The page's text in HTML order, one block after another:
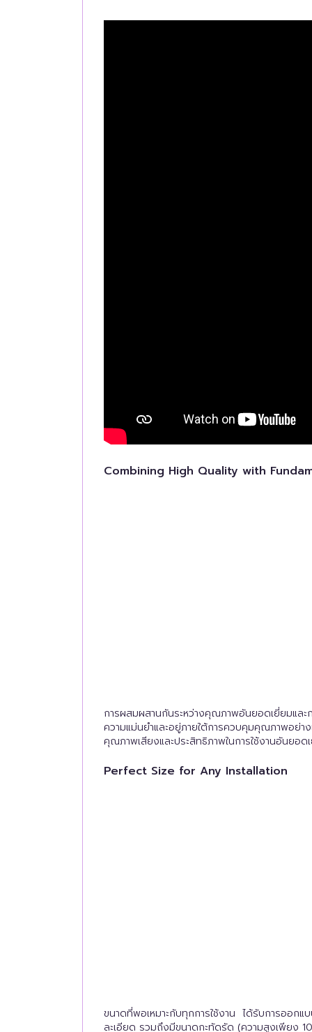
Combining High Quality with
การผสมผสานกันระหว่างคุณภาพอันยอดเยี่ยมแล
ความแม่นยำและอยู่ภายใต้การควบคุมคุณภาพอย่า
คุณภาพเสียงและประสิทธิภาพในการใช้งานอันยอ
Perfect Size for Any Installation
ขนาดที่พอเหมาะกับทุกการใช้งาน ได้รับการออกแ
ละเอียด รวมถึงมีขนาดกะทัดรัด (ความสูงเพียง